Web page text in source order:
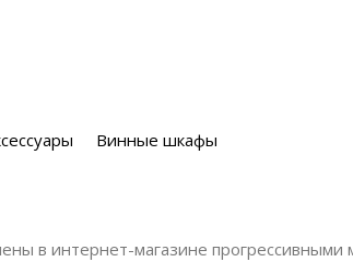
Винные шкафы
в интернет-магазине